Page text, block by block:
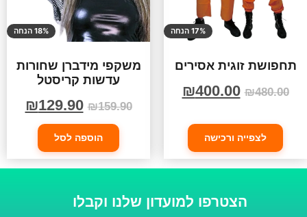
17% הנחה
תחפושת זוגית אסירים
₪480.00
₪400.00
לצפייה ורכישה
18% הנחה
משקפי מידברן שחורות
עדשות קריסטל
₪159.90
₪129.90
הוספה לסל
הצטרפו למועדון שלנו וקבלו